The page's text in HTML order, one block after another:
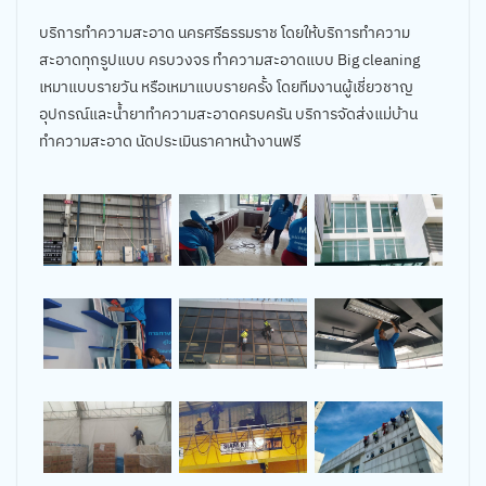
บริการทำความสะอาด นครศรีธรรมราช โดยให้บริการทำความ
สะอาดทุกรูปแบบ ครบวงจร ทำความสะอาดแบบ Big cleaning
เหมาแบบรายวัน หรือเหมาแบบรายครั้ง โดยทีมงานผู้เชี่ยวชาญ
อุปกรณ์และน้ำยาทำความสะอาดครบครัน บริการจัดส่งแม่บ้าน
ทำความสะอาด นัดประเมินราคาหน้างานฟรี